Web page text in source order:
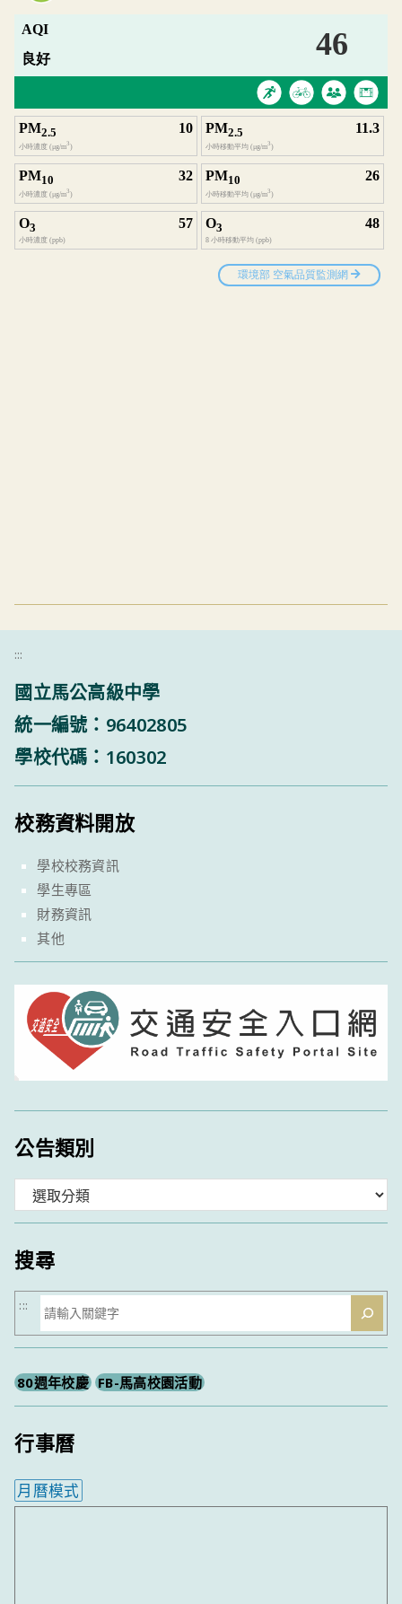
:::
國立馬公高級中學
統一編號：96402805
學校代碼：160302
校務資料開放
學校校務資訊
學生專區
財務資訊
其他
公告類別
類
搜尋
搜
尋
:::
80週年校慶 FB-馬高校園活動
行事曆
月曆模式